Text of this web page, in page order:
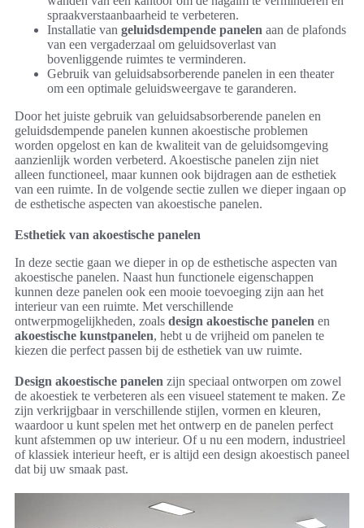
spraakverstaanbaarheid te verbeteren.
Installatie van geluidsdempende panelen aan de plafonds
van een vergaderzaal om geluidsoverlast van
bovenliggende ruimtes te verminderen.
Gebruik van geluidsabsorberende panelen in een theater
om een optimale geluidsweergave te garanderen.
Door het juiste gebruik van geluidsabsorberende panelen en
geluidsdempende panelen kunnen akoestische problemen
worden opgelost en kan de kwaliteit van de geluidsomgeving
aanzienlijk worden verbeterd. Akoestische panelen zijn niet
alleen functioneel, maar kunnen ook bijdragen aan de esthetiek
van een ruimte. In de volgende sectie zullen we dieper ingaan op
de esthetische aspecten van akoestische panelen.
Esthetiek van akoestische panelen
In deze sectie gaan we dieper in op de esthetische aspecten van
akoestische panelen. Naast hun functionele eigenschappen
kunnen deze panelen ook een mooie toevoeging zijn aan het
interieur van een ruimte. Met verschillende
ontwerpmogelijkheden, zoals design akoestische panelen en
akoestische kunstpanelen, hebt u de vrijheid om panelen te
kiezen die perfect passen bij de esthetiek van uw ruimte.
Design akoestische panelen zijn speciaal ontworpen om zowel
de akoestiek te verbeteren als een visueel statement te maken. Ze
zijn verkrijgbaar in verschillende stijlen, vormen en kleuren,
waardoor u kunt spelen met het ontwerp en de panelen perfect
kunt afstemmen op uw interieur. Of u nu een modern, industrieel
of klassiek interieur heeft, er is altijd een design akoestisch paneel
dat bij uw smaak past.